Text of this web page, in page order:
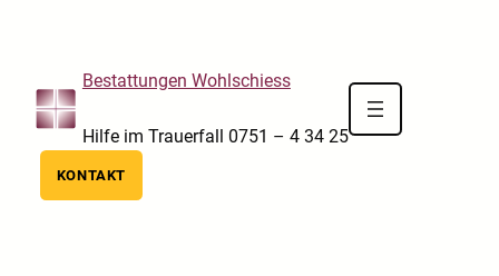
Bestattungen Wohlschiess
Hilfe im Trauerfall 0751 – 4 34 25
KONTAKT